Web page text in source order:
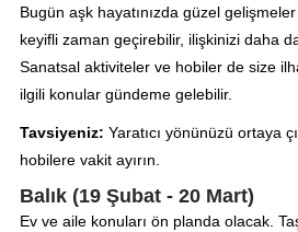
Bugün aşk hayatınızda güzel
keyifli zaman geçirebilir, ilişkinizi daha
Sanatsal aktiviteler ve hobiler de size
ilgili konular gündeme gelebilir.
Tavsiyeniz: Yaratıcı yönünüzü ortaya
hobilere vakit ayırın.
Balık (19 Şubat - 20 Mart)
Ev ve aile konuları ön planda olacak.